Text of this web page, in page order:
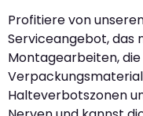
Profitiere von
Serviceangebot, das
Montagearbeiten,
Halteverbotszonen